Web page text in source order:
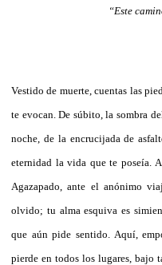
“Este
Vestido de muerte, cuentas las
te evocan. De súbito, la sombra
noche, de la encrucijada de
eternidad la vida que te poseía.
Agazapado, ante el anónimo
olvido; tu alma esquiva es
que aún pide sentido. Aquí,
pierde en todos los lugares, bajo